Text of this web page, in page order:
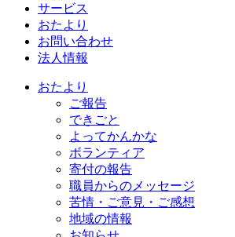
サービス
おたより
お問い合わせ
法人情報
おたより
ご報告
できごと
よってかんかな
ボランティア
寄付の報告
職員からのメッセージ
苦情・ご意見・ご感想
地域の情報